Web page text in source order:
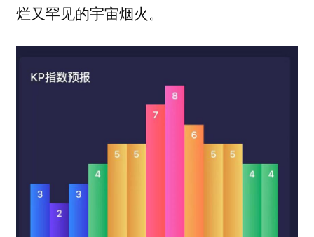
烂又罕见的宇宙烟火。